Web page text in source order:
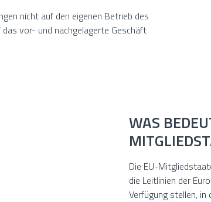
nicht auf den eigenen Betrieb des
vor- und nachgelagerte Geschäft
WAS
Die EU-
die Leitlinien der
Verfügung stellen,